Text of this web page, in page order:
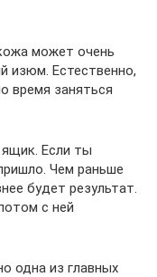
может очень
изюм. Естественно,
время заняться
Если ты
Чем раньше
будет результат.
с ней
одна из главных